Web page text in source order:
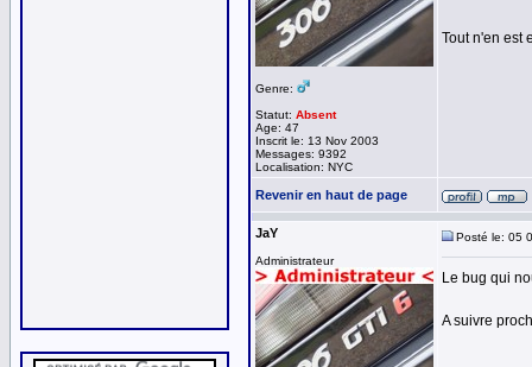
Genre:
Statut: Absent
Age: 47
Inscrit le: 13 Nov 2003
Messages: 9392
Localisation: NYC
Tout n'en est
Revenir en haut de page
JaY
Administrateur
Posté le: 05
Le bug qui
A suivre